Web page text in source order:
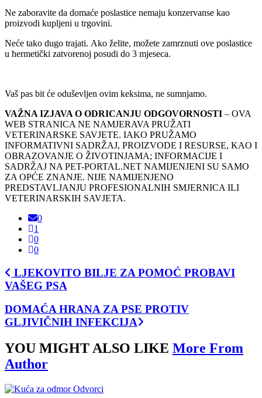
Ne zaboravite da domaće poslastice nemaju konzervanse kao
proizvodi kupljeni u trgovini.
Neće tako dugo trajati. Ako želite, možete zamrznuti ove poslastice
u hermetički zatvorenoj posudi do 3 mjeseca.
Vaš pas bit će oduševljen ovim keksima, ne sumnjamo.
VAŽNA IZJAVA O ODRICANJU ODGOVORNOSTI – OVA
WEB STRANICA NE NAMJERAVA PRUŽATI
VETERINARSKE SAVJETE. IAKO PRUŽAMO
INFORMATIVNI SADRŽAJ, PROIZVODE I RESURSE, KAO I
OBRAZOVANJE O ŽIVOTINJAMA; INFORMACIJE I
SADRŽAJ NA PET-PORTAL.NET NAMIJENJENI SU SAMO
ZA OPĆE ZNANJE. NIJE NAMIJENJENO
PREDSTAVLJANJU PROFESIONALNIH SMJERNICA ILI
VETERINARSKIH SAVJETA.
0
1
0
0
LJEKOVITO BILJE ZA POMOĆ PROBAVI
VAŠEG PSA
DOMAĆA HRANA ZA PSE PROTIV
GLJIVIČNIH INFEKCIJA
YOU MIGHT ALSO LIKE More From
Author